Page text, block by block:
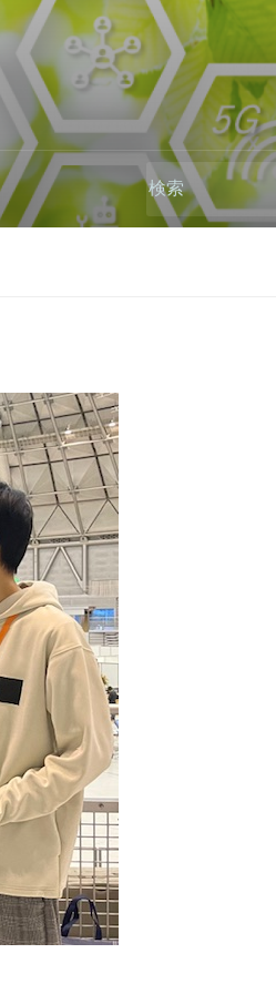
Search
for: